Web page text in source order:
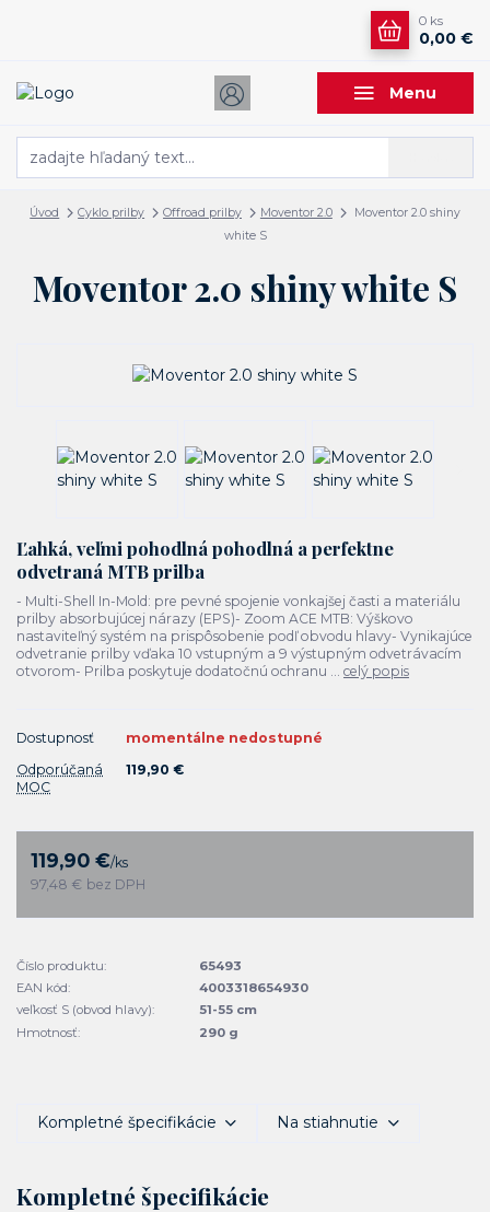
Menu
0 ks
0,00 €
Úvod Cyklo prilby Offroad prilby Moventor 2.0
Moventor 2.0 shiny
white S
Moventor 2.0 shiny white S
Ľahká, veľmi pohodlná pohodlná a perfektne
odvetraná MTB prilba
- Multi-Shell In-Mold: pre pevné spojenie vonkajšej časti a materiálu
prilby absorbujúcej nárazy (EPS)- Zoom ACE MTB: Výškovo
nastaviteľný systém na prispôsobenie podľ obvodu hlavy- Vynikajúce
odvetranie prilby vďaka 10 vstupným a 9 výstupným odvetrávacím
otvorom- Prilba poskytuje dodatočnú ochranu ... celý popis
Dostupnosť
momentálne nedostupné
Odporúčaná
MOC
119,90 €
119,90 €/ks
97,48 € bez DPH
Číslo produktu:
65493
EAN kód:
4003318654930
veľkosť S (obvod hlavy):
51-55 cm
Hmotnosť:
290 g
Kompletné špecifikácie Na stiahnutie
Kompletné špecifikácie